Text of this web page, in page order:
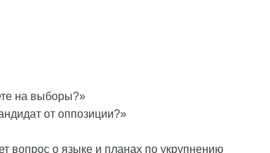
на выборы?»
от оппозиции?»
вопрос о языке и планах по укрупнению